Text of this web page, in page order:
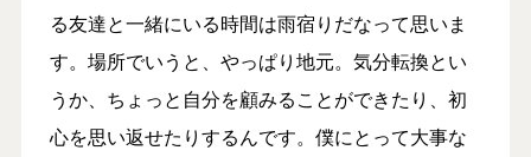
る友達と一緒にいる時間は雨宿りだなって思いま
す。場所でいうと、やっぱり地元。気分転換とい
うか、ちょっと自分を顧みることができたり、初
心を思い返せたりするんです。僕にとって大事な